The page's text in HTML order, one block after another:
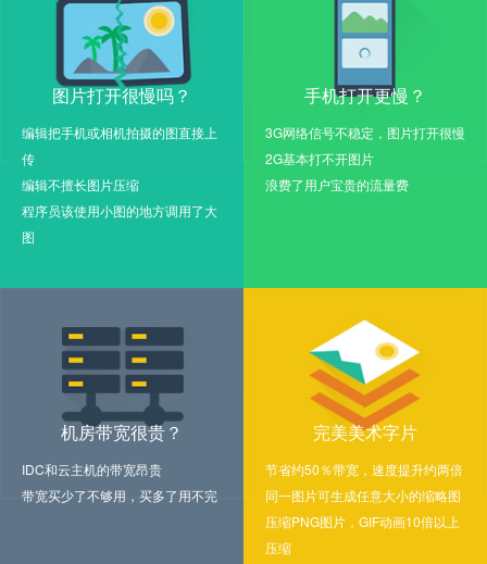
图片打开很慢吗？
编辑把手机或相机拍摄的图直接上
传
编辑不擅长图片压缩
程序员该使用小图的地方调用了大
图
手机打开更慢？
3G网络信号不稳定，图片打开很慢
2G基本打不开图片
浪费了用户宝贵的流量费
机房带宽很贵？
IDC和云主机的带宽昂贵
带宽买少了不够用，买多了用不完
完美美术字片
节省约50％带宽，速度提升约两倍
同一图片可生成任意大小的缩略图
压缩PNG图片，GIF动画10倍以上
压缩